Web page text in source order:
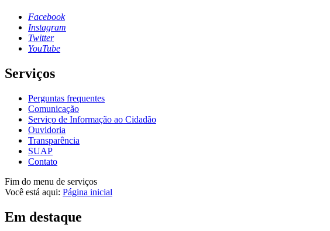
Facebook
Instagram
Twitter
YouTube
Serviços
Perguntas frequentes
Comunicação
Serviço de Informação ao Cidadão
Ouvidoria
Transparência
SUAP
Contato
Fim do menu de serviços
Você está aqui: Página inicial
Em destaque